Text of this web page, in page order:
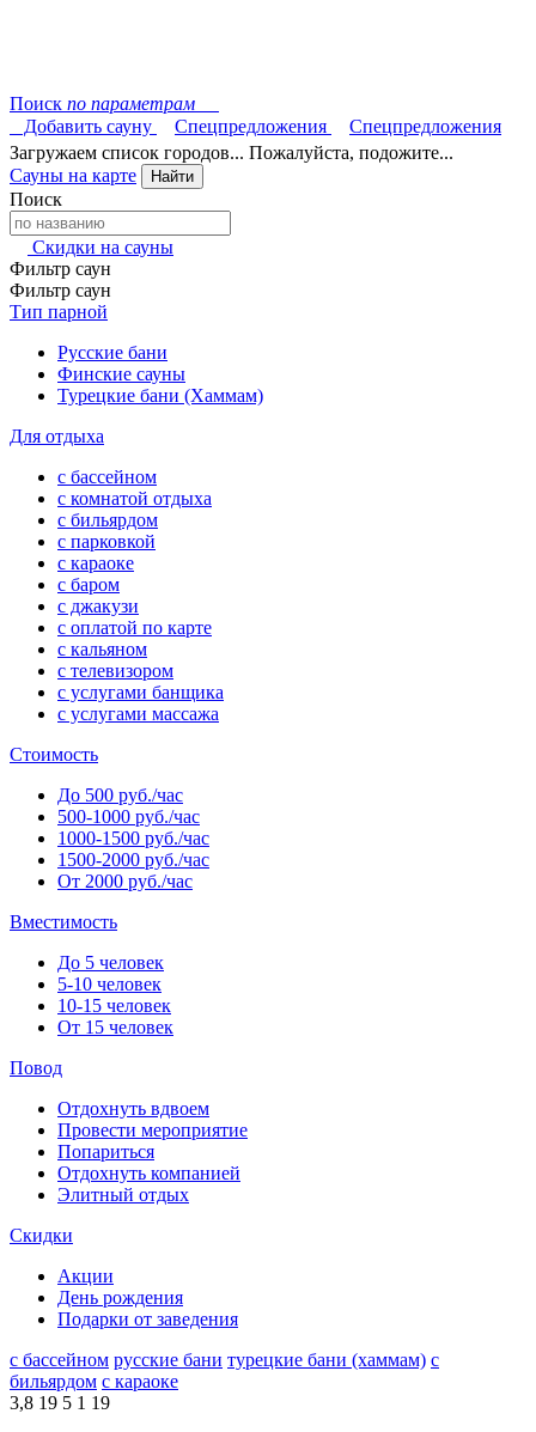
Поиск по параметрам
Добавить сауну
Спецпредложения
Спецпредложения
Загружаем список городов... Пожалуйста, подожите...
Сауны на карте
Найти
Поиск
Скидки на сауны
Фильтр саун
Фильтр саун
Тип парной
Русские бани
Финские сауны
Турецкие бани (Хаммам)
Для отдыха
с бассейном
с комнатой отдыха
с бильярдом
с парковкой
с караоке
с баром
с джакузи
с оплатой по карте
с кальяном
с телевизором
с услугами банщика
с услугами массажа
Стоимость
До 500 руб./час
500-1000 руб./час
1000-1500 руб./час
1500-2000 руб./час
От 2000 руб./час
Вместимость
До 5 человек
5-10 человек
10-15 человек
От 15 человек
Повод
Отдохнуть вдвоем
Провести мероприятие
Попариться
Отдохнуть компанией
Элитный отдых
Скидки
Акции
День рождения
Подарки от заведения
с бассейном русские бани турецкие бани (хаммам) с
бильярдом с караоке
3,8 19 5 1 19